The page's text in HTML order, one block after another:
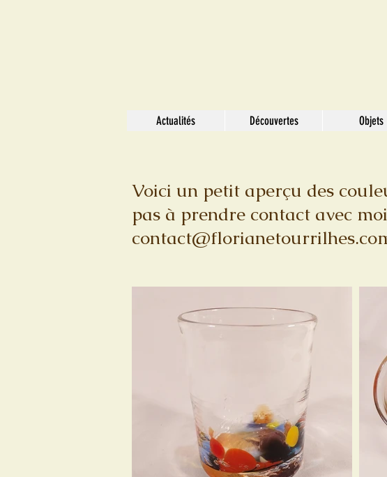
Actualités Découvertes Objets
Voici un petit aperçu des
pas à prendre contact avec